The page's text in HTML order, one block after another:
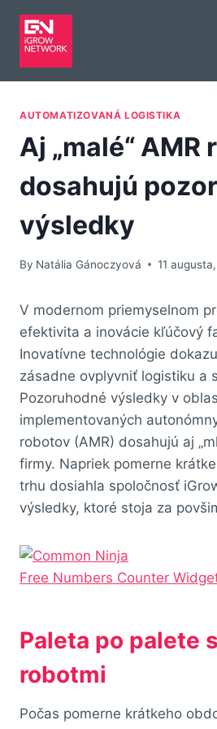
AUTOMATIZOVANÁ LOGISTIKA
Aj „malé“ AMR
dosahujú
výsledky
By Natália Gánoczyová 11
V modernom priemyselnom
efektivita a inovácie kľúčový
Inovatívne technológie
zásadne ovplyvniť logistiku a
Pozoruhodné výsledky v
implementovaných
robotov (AMR) dosahujú aj
firmy. Napriek pomerne
trhu dosiahla spoločnosť
výsledky, ktoré stoja za
Free Numbers Counter
Paleta po palete
robotmi
Počas pomerne krátkeho